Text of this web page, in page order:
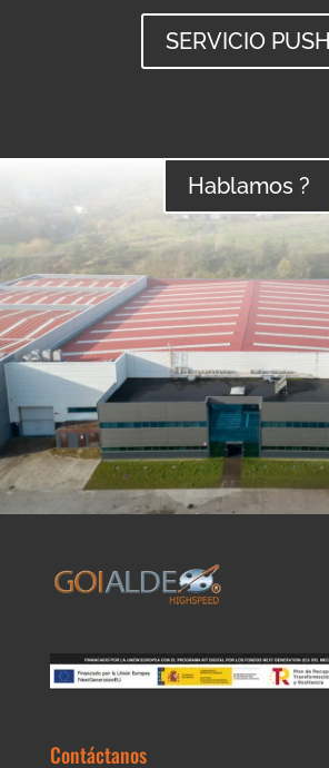
SERVICIO PUSH
Hablamos ?
Contáctanos